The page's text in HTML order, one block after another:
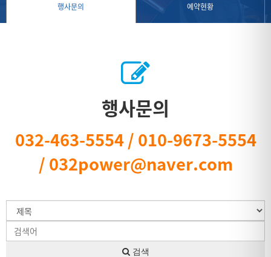
행사문의 예약현황
행사문의
032-463-5554 / 010-9673-5554
/ 032power@naver.com
검색